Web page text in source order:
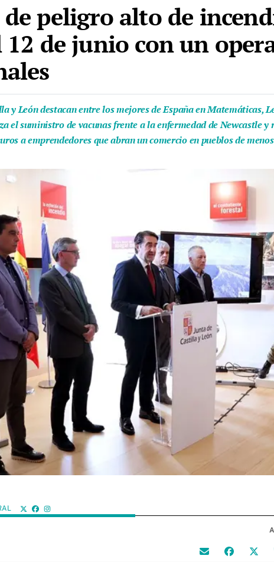
de peligro alto de
12 de junio con un
y León destacan entre los mejores de España en Matemáticas,
el suministro de vacunas frente a la enfermedad de Newcastle
a emprendedores que abran un comercio en pueblos de